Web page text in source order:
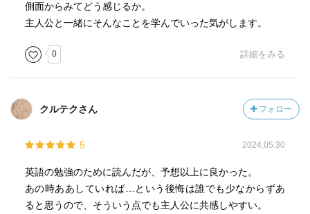
側面からみてどう感じるか。
主人公と一緒にそんなことを学んでいった気がします。
0 詳細をみる
クルテクさん フォロー
5 2024.05.30
英語の勉強のために読んだが、予想以上に良かった。
あの時ああしていれば…という後悔は誰でも少なからずあ
ると思うので、そういう点でも主人公に共感しやすい。